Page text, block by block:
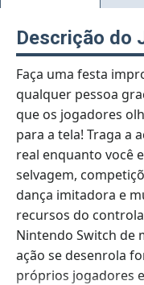
Descrição do
Faça uma festa
qualquer pessoa
que os jogadores
para a tela! Traga a
real enquanto você
selvagem,
dança imitadora e
recursos do
Nintendo Switch de
ação se desenrola
próprios jogadores